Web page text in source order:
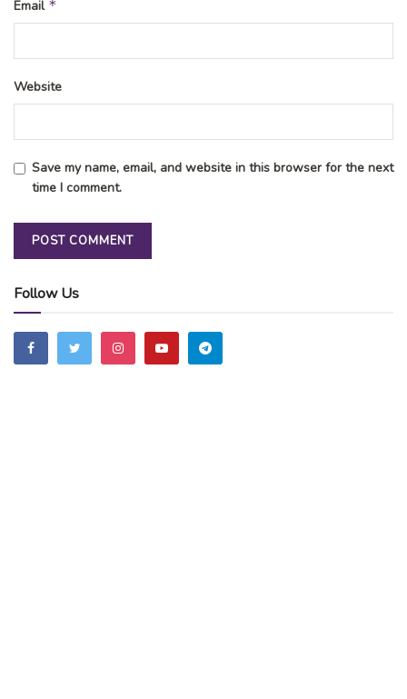
Email *
Website
Save my name, email, and website in this browser for the next
time I comment.
Follow Us